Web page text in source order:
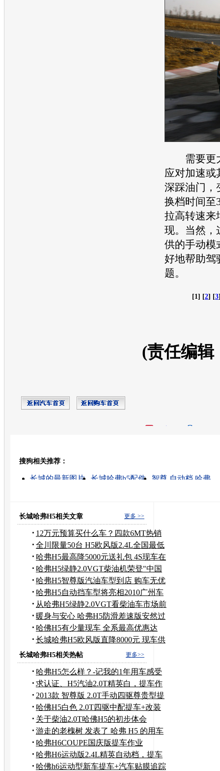
需要更
应对加速或
深踩油门，
换档时间至
拉高转速来
现。当然，
供的手动模
好地帮助驾
题。
[1] [2] [3
(责任编辑
搜狗相关推荐：
长城的最新图片 长城哈弗h5配件
智尊 自动档 哈弗
更多 >>
长城哈弗H5相关文章
12万元预算买什么车？四款6MT热销
车推荐
全川限量50台 H5欧风版2.4L全国最低
价
哈弗H5最高降5000元送礼包 4S现车在
售
哈弗H5绿静2.0VGT柴油机荣登"中国
十佳"
哈弗H5智尊版汽油车型到店 购车无优
惠
哈弗H5自动挡车型将亮相2010广州车
展
从哈弗H5绿静2.0VGT看柴油车市场前
景
暖身与安心 哈弗H5防滑差速版安然过
冬装
哈佛H5有少量现车 全系最高优惠达
8000元
长城哈弗H5欧风版直降8000元 现车供
应
更多>>
长城哈弗H5相关热帖
哈弗H5怎么样？-记我的1年用车感受
求认证、H5汽油2.0T精英白，提车作
业及用车感受
2013款 智尊版 2.0T手动四驱尊贵型提
车上牌作业。
哈佛H5白色 2.0T四驱中配提车+改装
小作业
关于柴油2.0T哈佛H5的初步体会
游走的老槐树 发表了 哈弗 H5 的用车
感受
哈弗H6COUPE国庆版提车作业
哈弗H6运动版2.4L精英自动档，提车
和使用感受！
哈佛h6运动型新车提车+汽车贴膜追踪